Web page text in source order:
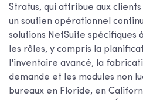
Stratus, qui attribue aux
un soutien opérationnel
solutions NetSuite spécifiques
les rôles, y compris la
l'inventaire avancé, la
demande et les modules non
bureaux en Floride, en